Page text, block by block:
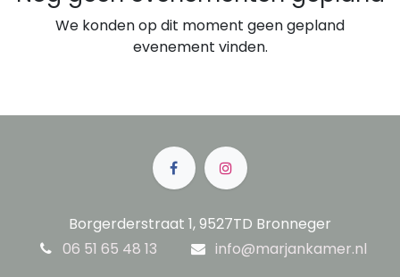
We konden op dit moment geen gepland
evenement vinden.
Borgerderstraat 1, 9527TD Bronneger
06 51 65 48 13
info@marjankamer.nl